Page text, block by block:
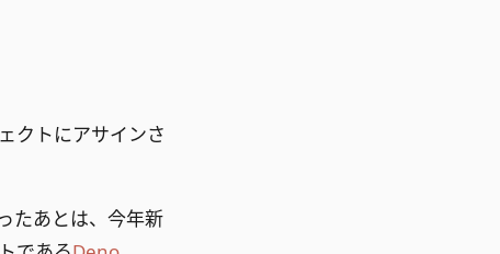
クトにアサインさ
たあとは、今年新